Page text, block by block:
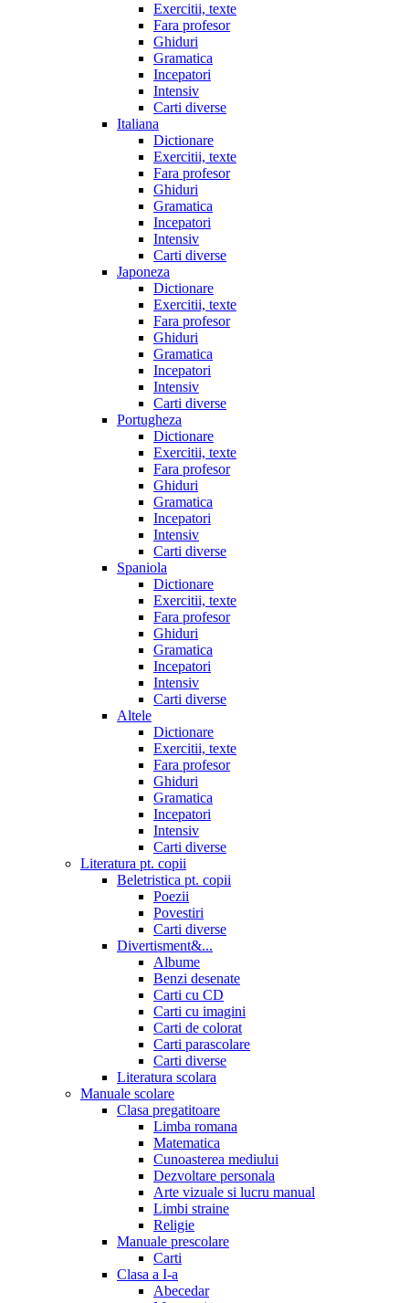
Exercitii, texte
Fara profesor
Ghiduri
Gramatica
Incepatori
Intensiv
Carti diverse
Italiana
Dictionare
Exercitii, texte
Fara profesor
Ghiduri
Gramatica
Incepatori
Intensiv
Carti diverse
Japoneza
Dictionare
Exercitii, texte
Fara profesor
Ghiduri
Gramatica
Incepatori
Intensiv
Carti diverse
Portugheza
Dictionare
Exercitii, texte
Fara profesor
Ghiduri
Gramatica
Incepatori
Intensiv
Carti diverse
Spaniola
Dictionare
Exercitii, texte
Fara profesor
Ghiduri
Gramatica
Incepatori
Intensiv
Carti diverse
Altele
Dictionare
Exercitii, texte
Fara profesor
Ghiduri
Gramatica
Incepatori
Intensiv
Carti diverse
Literatura pt. copii
Beletristica pt. copii
Poezii
Povestiri
Carti diverse
Divertisment&...
Albume
Benzi desenate
Carti cu CD
Carti cu imagini
Carti de colorat
Carti parascolare
Carti diverse
Literatura scolara
Manuale scolare
Clasa pregatitoare
Limba romana
Matematica
Cunoasterea mediului
Dezvoltare personala
Arte vizuale si lucru manual
Limbi straine
Religie
Manuale prescolare
Carti
Clasa a I-a
Abecedar